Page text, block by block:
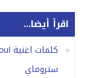
اقرأ أيضا...
ستروماي